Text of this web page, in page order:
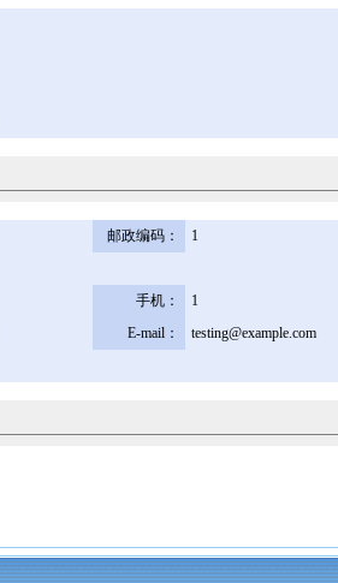
邮政编码：
1
手机：
1
E-mail：
testing@example.com